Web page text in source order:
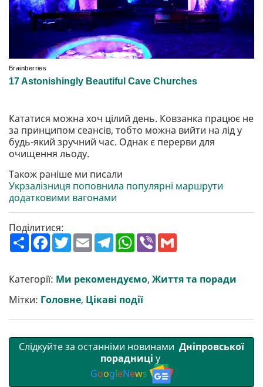
Кататися можна хоч цілий день. Ковзанка працює не
за принципом сеансів, тобто можна вийти на лід у
будь-який зручний час. Однак є перерви для
очищення льоду.
Також раніше ми писали
Укрзалізниця поповнила популярні маршрути
додатковими вагонами
Поділитися:
П
о
р
и
т
и
F
a
b
o
o
k
T
w
e
r
E
m
l
T
e
g
r
a
m
W
h
s
A
p
p
V
r l
Категорії: Ми рекомендуємо, Життя та поради
Мітки: Головне, Цікаві події
Слідкуйте за останніми новинами Дніпровської
порадниці у
GoogleNews